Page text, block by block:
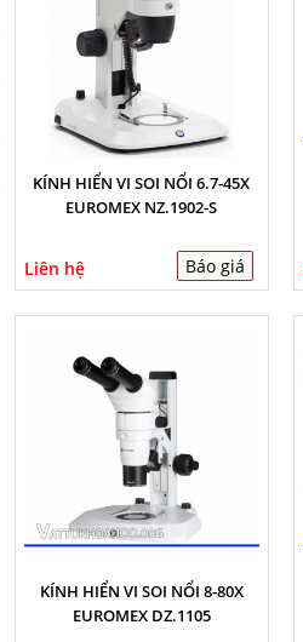
KÍNH HIỂN VI SOI NỔI 6.7-45X
EUROMEX NZ.1902-S
Liên hệ Báo giá
KÍNH HIỂN VI SOI NỔI 8-80X
EUROMEX DZ.1105